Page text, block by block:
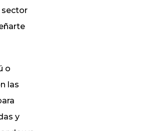
sector
o
las
y